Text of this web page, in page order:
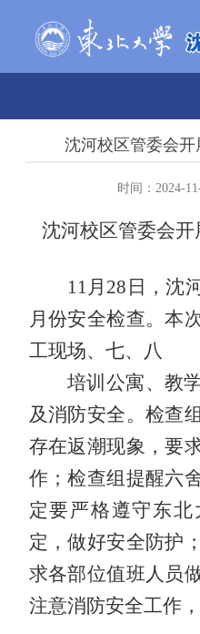
沈河校区管委会
时间：2024-
沈河校区管委会
11 月 28 日，沈
月份安全检查。本
工现场、七、八
培训公寓、教
及消防安全。检查
存在返潮现象，要
作；检查组提醒六
定要严格遵守东
定，做好安全防护
求各部位值班人员
注意消防安全工作